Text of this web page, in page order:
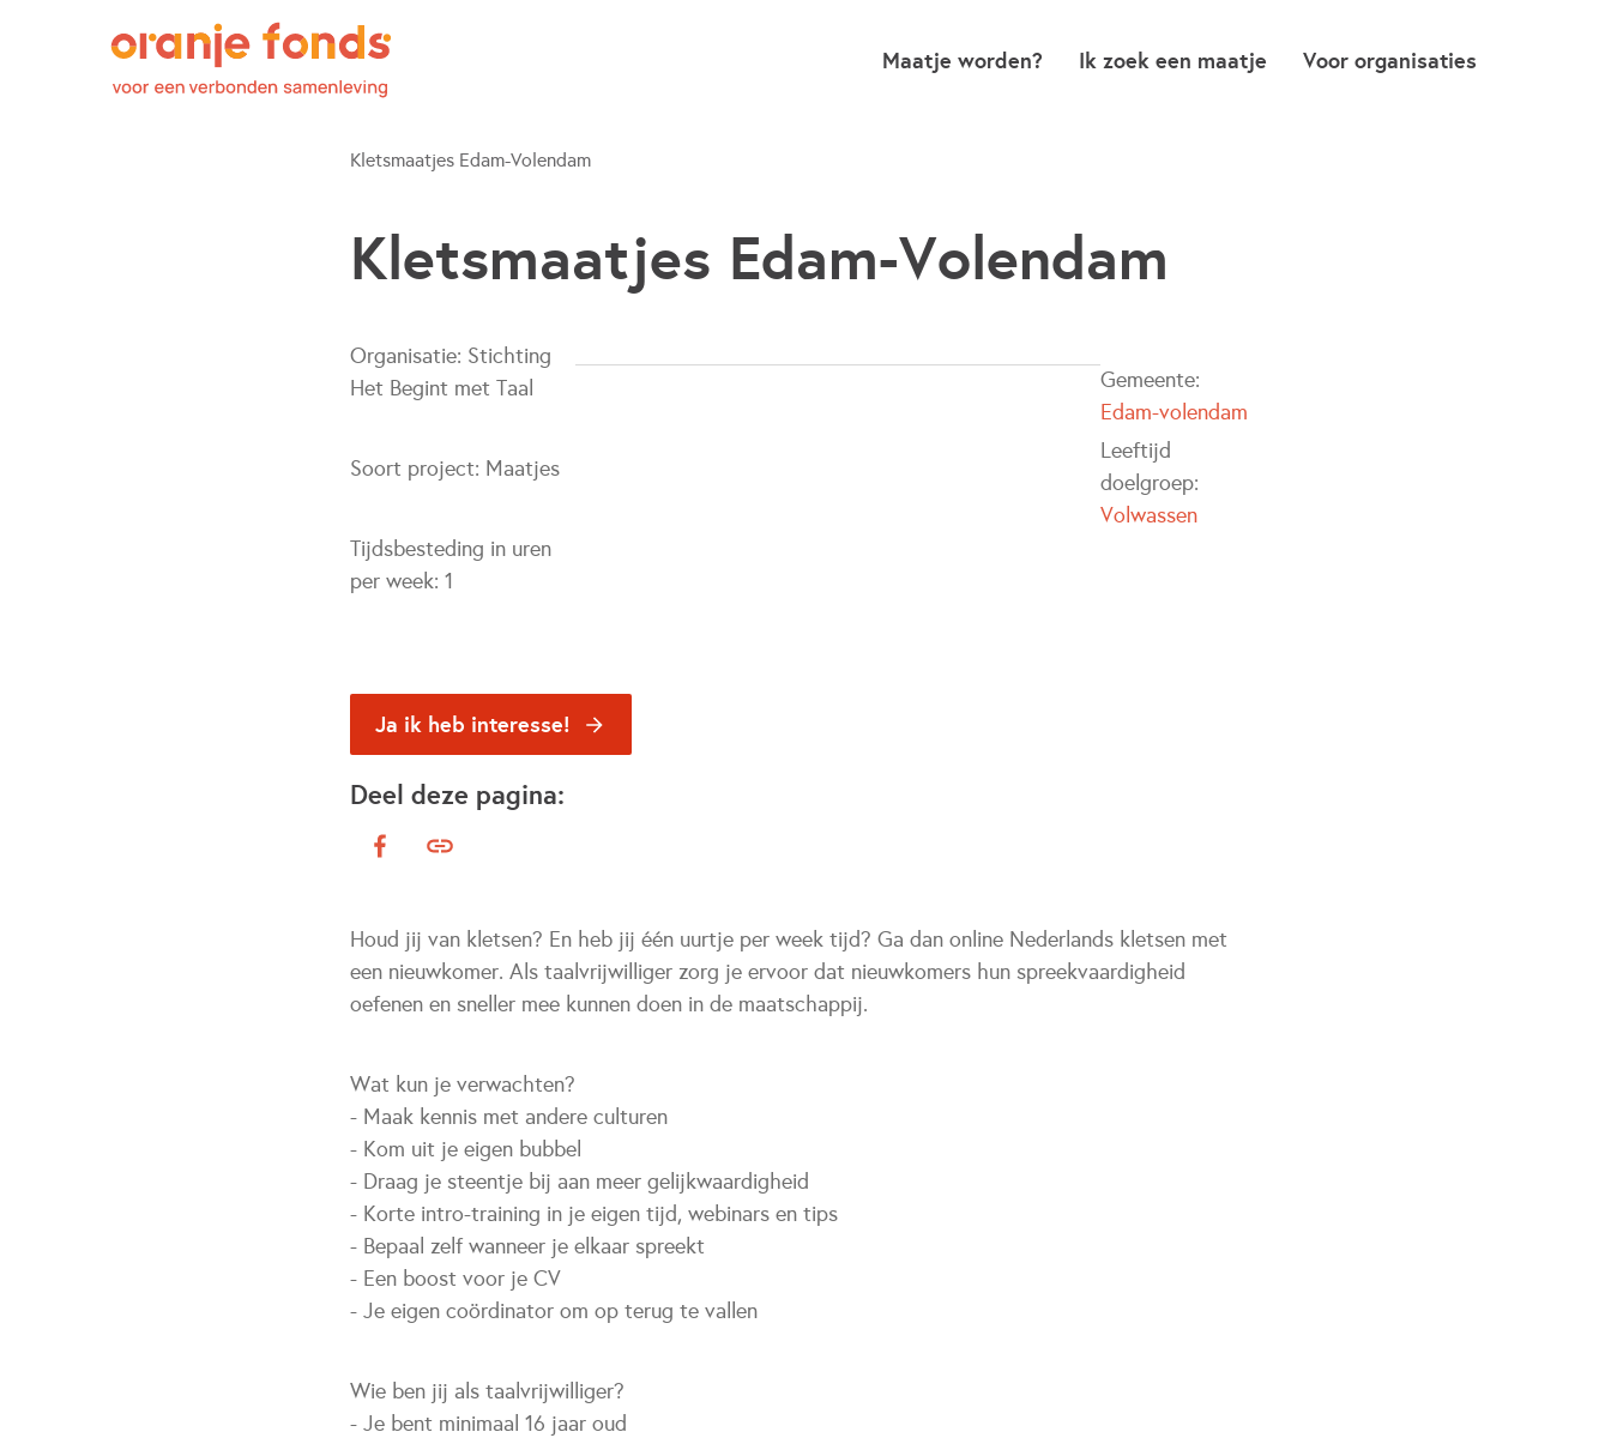
Maatje worden? Ik zoek een maatje Voor organisaties
Kletsmaatjes Edam-Volendam
Kletsmaatjes Edam-Volendam
Organisatie: Stichting
Het Begint met Taal
Soort project: Maatjes
Tijdsbesteding in uren
per week: 1
Gemeente:
Edam-volendam
Leeftijd
doelgroep:
Volwassen
Ja ik heb interesse!
Deel deze pagina:
Houd jij van kletsen? En heb jij één uurtje per week tijd? Ga dan online Nederlands kletsen met
een nieuwkomer. Als taalvrijwilliger zorg je ervoor dat nieuwkomers hun spreekvaardigheid
oefenen en sneller mee kunnen doen in de maatschappij.
Wat kun je verwachten?
- Maak kennis met andere culturen
- Kom uit je eigen bubbel
- Draag je steentje bij aan meer gelijkwaardigheid
- Korte intro-training in je eigen tijd, webinars en tips
- Bepaal zelf wanneer je elkaar spreekt
- Een boost voor je CV
- Je eigen coördinator om op terug te vallen
Wie ben jij als taalvrijwilliger?
- Je bent minimaal 16 jaar oud